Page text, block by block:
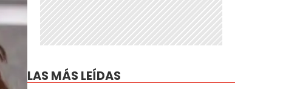
LAS MÁS LEÍDAS